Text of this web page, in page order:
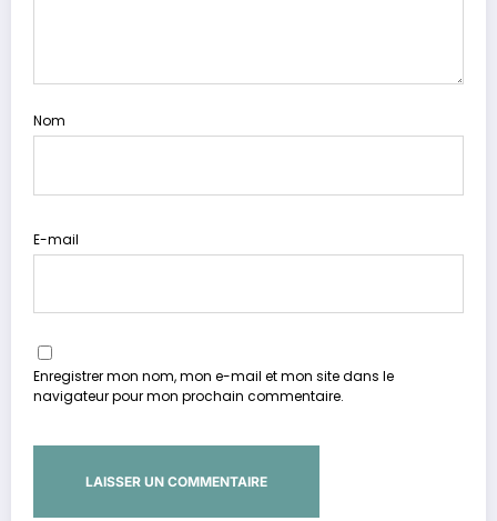
Nom
E-mail
Enregistrer mon nom, mon e-mail et mon site dans le
navigateur pour mon prochain commentaire.